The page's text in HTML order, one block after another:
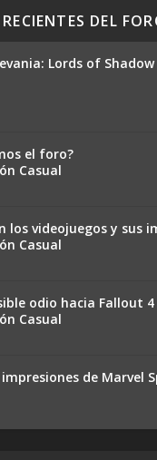
DEL
Lords of
el foro?
Casual
los videojuegos y sus
Casual
odio hacia Fallout 4
Casual
de Marvel